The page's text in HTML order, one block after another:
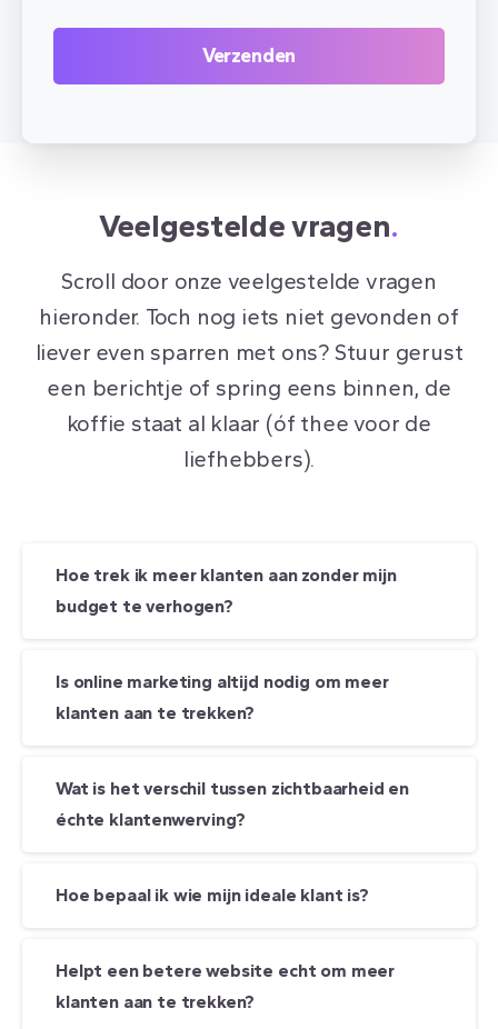
Veelgestelde vragen.
Scroll door onze veelgestelde vragen
hieronder. Toch nog iets niet gevonden of
liever even sparren met ons? Stuur gerust
een berichtje of spring eens binnen, de
koffie staat al klaar (óf thee voor de
liefhebbers).
Hoe trek ik meer klanten aan zonder mijn
budget te verhogen?
Is online marketing altijd nodig om meer
klanten aan te trekken?
Wat is het verschil tussen zichtbaarheid en
échte klantenwerving?
Hoe bepaal ik wie mijn ideale klant is?
Helpt een betere website echt om meer
klanten aan te trekken?